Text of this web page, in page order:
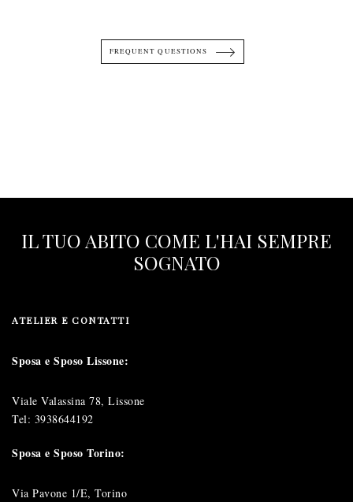
FREQUENT QUESTIONS
IL TUO ABITO COME L'HAI SEMPRE
SOGNATO
ATELIER E CONTATTI
Sposa e Sposo Lissone:
Viale Valassina 78, Lissone
Tel: 3938644192
Sposa e Sposo Torino:
Via Pavone 1/E, Torino